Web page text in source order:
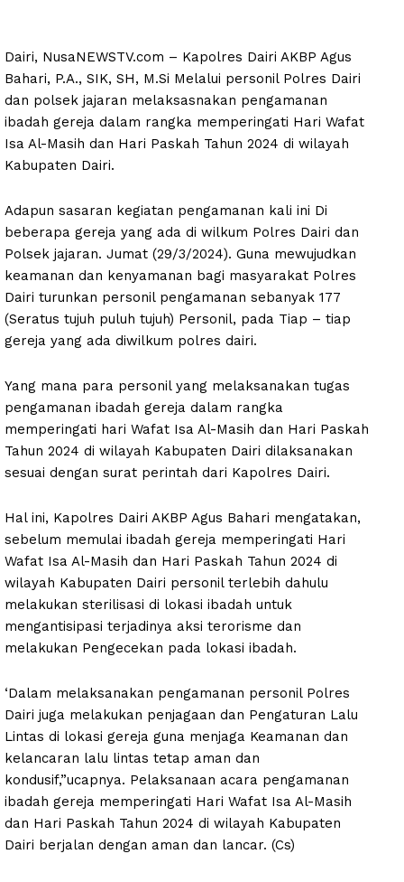
Dairi, NusaNEWSTV.com – Kapolres Dairi AKBP Agus
Bahari, P.A., SIK, SH, M.Si Melalui personil Polres Dairi
dan polsek jajaran melaksasnakan pengamanan
ibadah gereja dalam rangka memperingati Hari Wafat
Isa Al-Masih dan Hari Paskah Tahun 2024 di wilayah
Kabupaten Dairi.
Adapun sasaran kegiatan pengamanan kali ini Di
beberapa gereja yang ada di wilkum Polres Dairi dan
Polsek jajaran. Jumat (29/3/2024). Guna mewujudkan
keamanan dan kenyamanan bagi masyarakat Polres
Dairi turunkan personil pengamanan sebanyak 177
(Seratus tujuh puluh tujuh) Personil, pada Tiap – tiap
gereja yang ada diwilkum polres dairi.
Yang mana para personil yang melaksanakan tugas
pengamanan ibadah gereja dalam rangka
memperingati hari Wafat Isa Al-Masih dan Hari Paskah
Tahun 2024 di wilayah Kabupaten Dairi dilaksanakan
sesuai dengan surat perintah dari Kapolres Dairi.
Hal ini, Kapolres Dairi AKBP Agus Bahari mengatakan,
sebelum memulai ibadah gereja memperingati Hari
Wafat Isa Al-Masih dan Hari Paskah Tahun 2024 di
wilayah Kabupaten Dairi personil terlebih dahulu
melakukan sterilisasi di lokasi ibadah untuk
mengantisipasi terjadinya aksi terorisme dan
melakukan Pengecekan pada lokasi ibadah.
‘Dalam melaksanakan pengamanan personil Polres
Dairi juga melakukan penjagaan dan Pengaturan Lalu
Lintas di lokasi gereja guna menjaga Keamanan dan
kelancaran lalu lintas tetap aman dan
kondusif,”ucapnya. Pelaksanaan acara pengamanan
ibadah gereja memperingati Hari Wafat Isa Al-Masih
dan Hari Paskah Tahun 2024 di wilayah Kabupaten
Dairi berjalan dengan aman dan lancar. (Cs)